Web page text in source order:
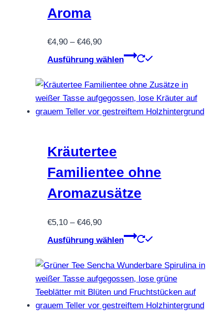
Aroma
€4,90 – €46,90Preisspanne:
€4,90
€46,90
Ausführung wählen
Dieses
weist
mehrere
Varianten
auf
Kräutertee
Familientee ohne
Aromazusätze
€5,10 – €46,90Preisspanne:
€5,10
€46,90
Ausführung wählen
Dieses
weist
mehrere
Varianten
auf.